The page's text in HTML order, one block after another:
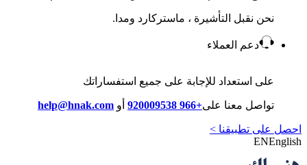
نحن نقبل التأشيرة ، ماستركارد ومدا.
دعم العملاء
على استعداد للإجابة على جميع استفساراتك
تواصل معنا على+966 920009538 أو help@hnak.com
احصل على تطبيقنا >
ENEnglish